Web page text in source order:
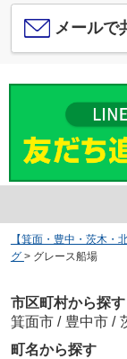
メールで
【箕面・豊中・茨木・
グ > グレース船場
市区町村から探す
箕面市 / 豊中市 /
町名から探す